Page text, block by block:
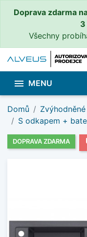
Doprava zdarma
3
Všechny
 MENU
Domů
S odkapem +
DOPRAVA ZDARMA